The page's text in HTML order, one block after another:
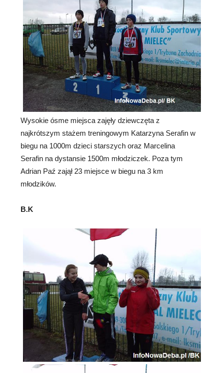
Wysokie ósme miejsca zajęły dziewczęta z
najkrótszym stażem treningowym Katarzyna Serafin w
biegu na 1000m dzieci starszych oraz Marcelina
Serafin na dystansie 1500m młodziczek. Poza tym
Adrian Paź zajął 23 miejsce w biegu na 3 km
młodzików.
B.K